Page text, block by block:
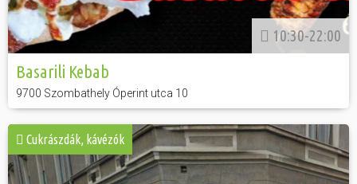
10:30-22:00
Basarili Kebab
9700 Szombathely Óperint utca 10
Cukrászdák, kávézók